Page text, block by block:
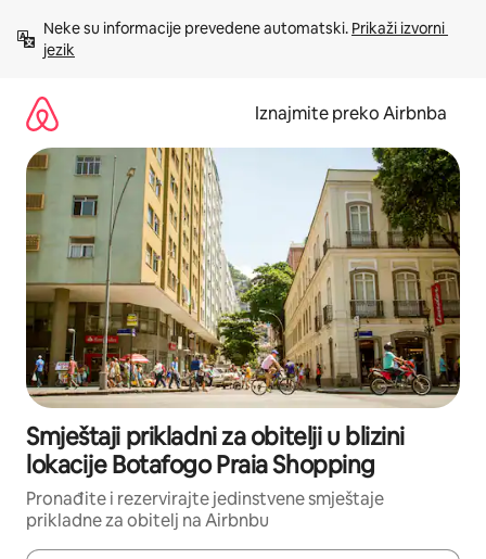
sadržaj
Neke su informacije prevedene automatski. Prikaži izvorni
jezik
Iznajmite preko Airbnba
Smještaji prikladni za obitelji u blizini
lokacije Botafogo Praia Shopping
Pronađite i rezervirajte jedinstvene smještaje
prikladne za obitelj na Airbnbu